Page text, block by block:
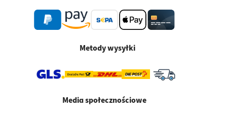
Metody wysyłki
Media społecznościowe